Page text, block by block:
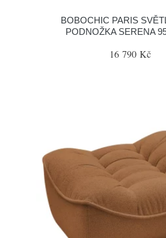
BOBOCHIC PARIS
PODNOŽKA SERENA
16 790 Kč